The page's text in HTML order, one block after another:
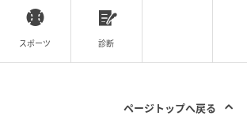
スポーツ 診断
ページトップへ戻る